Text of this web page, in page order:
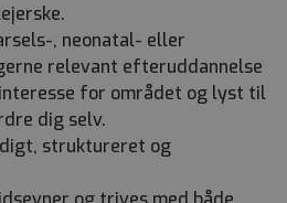
, neonatal- eller
relevant efteruddannelse
for området og lyst til
dig selv.
struktureret og